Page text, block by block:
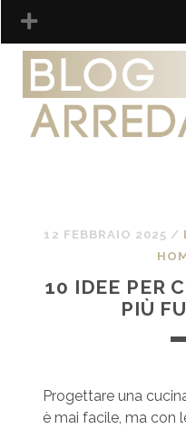
12 FEBBRAIO 2025 /
10 IDEE PER
PIÙ
Progettare una
è mai facile, ma con